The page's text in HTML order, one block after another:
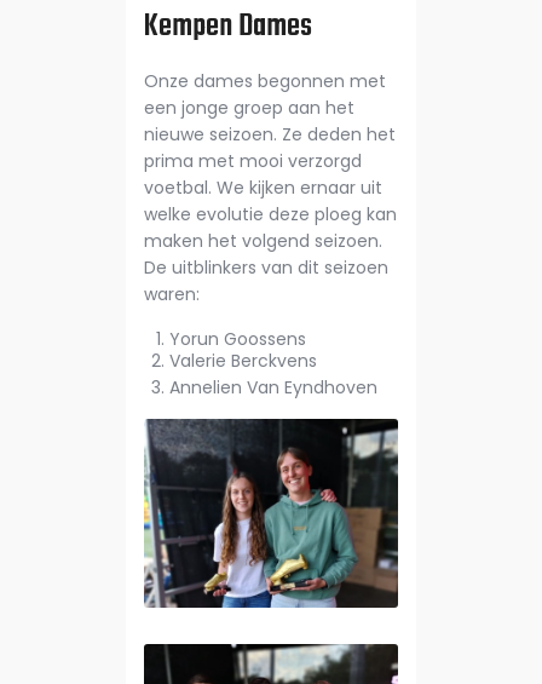
Kempen Dames
Onze dames begonnen met
een jonge groep aan het
nieuwe seizoen. Ze deden het
prima met mooi verzorgd
voetbal. We kijken ernaar uit
welke evolutie deze ploeg kan
maken het volgend seizoen.
De uitblinkers van dit seizoen
waren:
Yorun Goossens
Valerie Berckvens
Annelien Van Eyndhoven